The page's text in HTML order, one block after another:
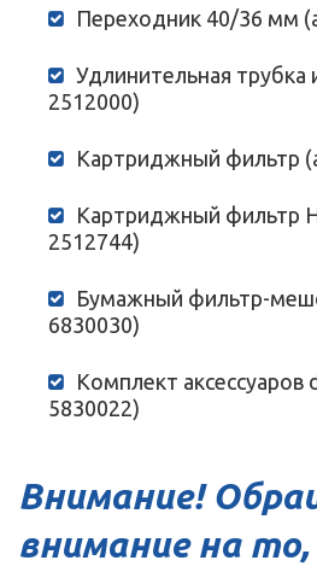
Переходник 40/36 мм
Удлинительная трубка
2512000)
Картриджный фильтр
Картриджный фильтр
2512744)
Бумажный фильтр-
6830030)
Комплект аксессуаров
5830022)
Внимание!
внимание на